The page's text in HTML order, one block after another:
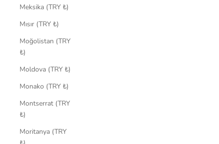
Meksika (TRY ₺)
Mısır (TRY ₺)
Moğolistan (TRY
₺)
Moldova (TRY ₺)
Monako (TRY ₺)
Montserrat (TRY
₺)
Moritanya (TRY